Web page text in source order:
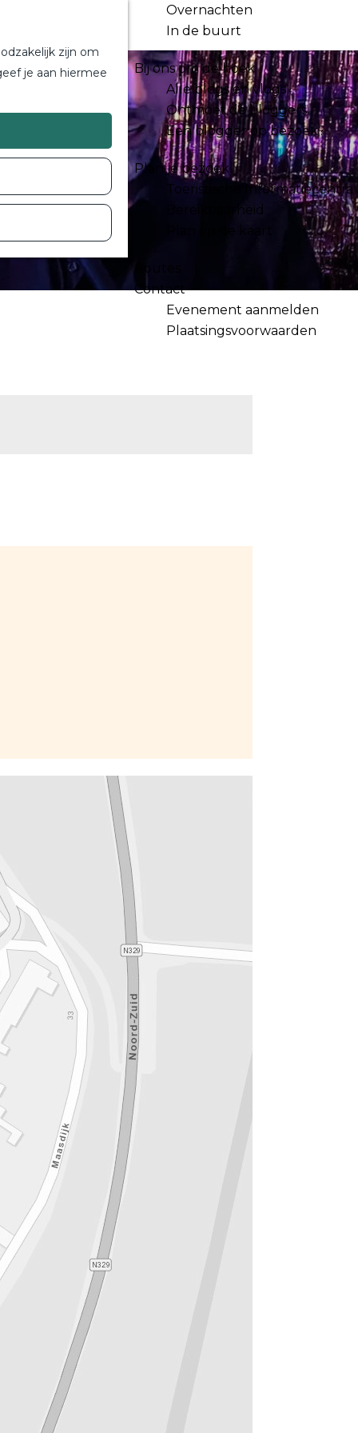
zijn om
je aan hiermee
Overnachten
In de buurt
Bij ons om de hoek
Alle blogs en vlogs
Ontmoet de bloggers
Een blogger op bezoek?
Plan je bezoek
Toeristische Informatiecentra
Bereikbaarheid
Plan op de kaart
Contact
Evenement aanmelden
Plaatsingsvoorwaarden